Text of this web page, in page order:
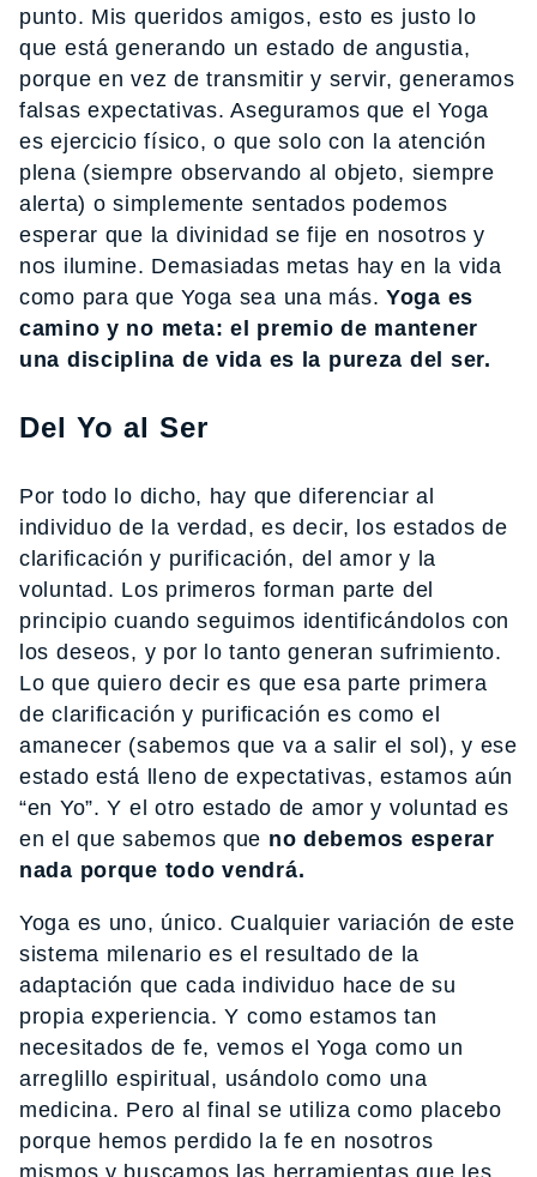
punto. Mis queridos amigos, esto es justo lo
que está generando un estado de angustia,
porque en vez de transmitir y servir, generamos
falsas expectativas. Aseguramos que el Yoga
es ejercicio físico, o que solo con la atención
plena (siempre observando al objeto, siempre
alerta) o simplemente sentados podemos
esperar que la divinidad se fije en nosotros y
nos ilumine. Demasiadas metas hay en la vida
como para que Yoga sea una más. Yoga es
camino y no meta: el premio de mantener
una disciplina de vida es la pureza del ser.
Del Yo al Ser
Por todo lo dicho, hay que diferenciar al
individuo de la verdad, es decir, los estados de
clarificación y purificación, del amor y la
voluntad. Los primeros forman parte del
principio cuando seguimos identificándolos con
los deseos, y por lo tanto generan sufrimiento.
Lo que quiero decir es que esa parte primera
de clarificación y purificación es como el
amanecer (sabemos que va a salir el sol), y ese
estado está lleno de expectativas, estamos aún
“en Yo”. Y el otro estado de amor y voluntad es
en el que sabemos que no debemos esperar
nada porque todo vendrá.
Yoga es uno, único. Cualquier variación de este
sistema milenario es el resultado de la
adaptación que cada individuo hace de su
propia experiencia. Y como estamos tan
necesitados de fe, vemos el Yoga como un
arreglillo espiritual, usándolo como una
medicina. Pero al final se utiliza como placebo
porque hemos perdido la fe en nosotros